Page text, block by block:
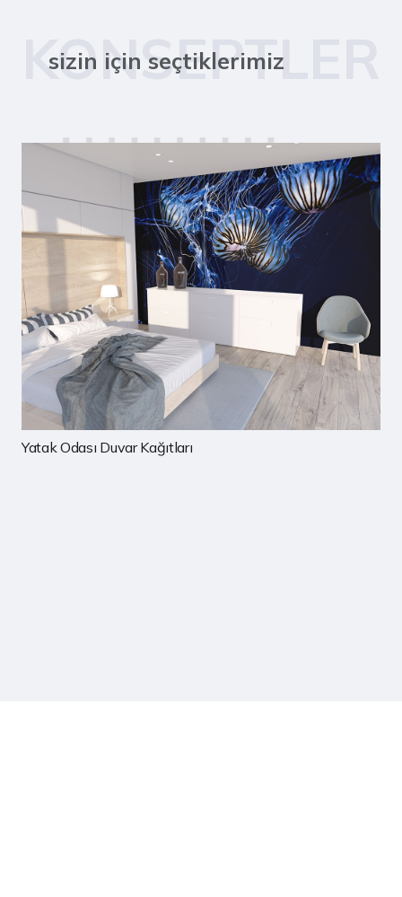
KONSEPTLER
sizin için seçtiklerimiz
Çocuk Odası Duvar Kağıtları